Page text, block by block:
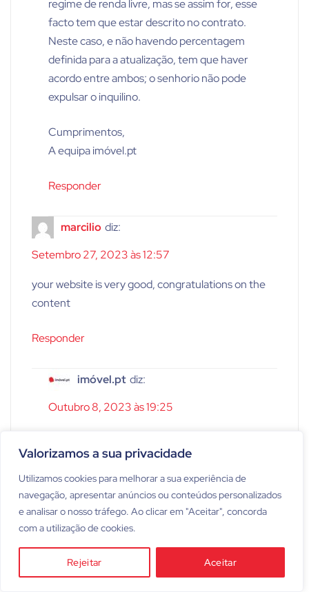
Valorizamos a sua privacidade
Utilizamos cookies para melhorar a sua experiência de
navegação, apresentar anúncios ou conteúdos personalizados
e analisar o nosso tráfego. Ao clicar em "Aceitar", concorda
com a utilização de cookies.
Rejeitar Aceitar
regime de renda livre, mas se assim for, esse
facto tem que estar descrito no contrato.
Neste caso, e não havendo percentagem
definida para a atualização, tem que haver
acordo entre ambos; o senhorio não pode
expulsar o inquilino.
Cumprimentos,
A equipa imóvel.pt
Responder
marcilio diz:
Setembro 27, 2023 às 12:57
your website is very good, congratulations on the
content
Responder
imóvel.pt diz:
Outubro 8, 2023 às 19:25
Responder
Deixe um comentário
O seu endereço de email não será publicado.
Campos obrigatórios marcados com*